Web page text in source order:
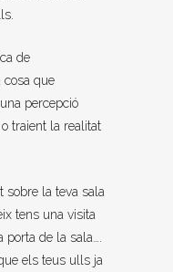
de
cosa que
percepció
traient la realitat
sobre la teva sala
tens una visita
de la sala….
els teus ulls ja